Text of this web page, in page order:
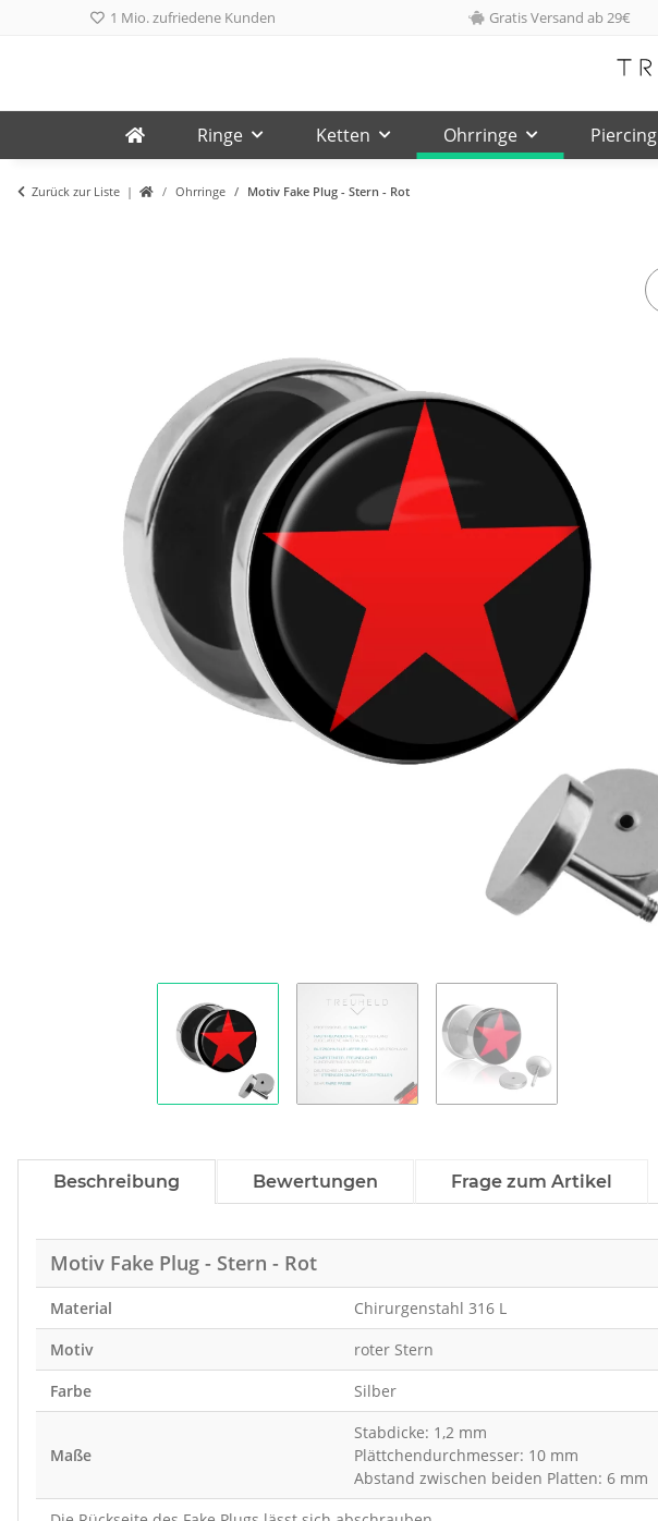
1 Mio. zufriedene Kunden Gratis Versand ab 29€
Ringe Ketten Ohrringe Piercing
Zurück zur Liste Ohrringe Motiv Fake Plug - Stern - Rot
Beschreibung Bewertungen Frage zum Artikel
Motiv Fake Plug - Stern - Rot
Material
Chirurgenstahl 316 L
Motiv
roter Stern
Farbe
Silber
Maße
Stabdicke: 1,2 mm
Plättchendurchmesser: 10 mm
Abstand zwischen beiden Platten: 6 mm